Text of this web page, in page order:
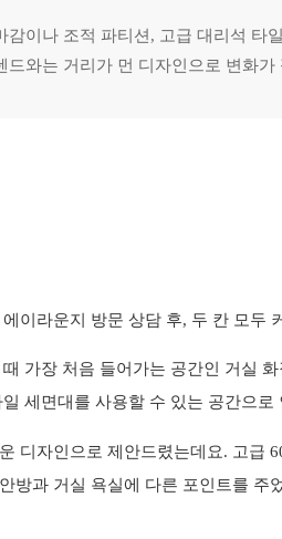
감이나 조적 파티션, 고급 대리석 타
드와는 거리가 먼 디자인으로 변화가
이라운지 방문 상담 후, 두 칸 모두
가장 처음 들어가는 공간인 거실
세면대를 사용할 수 있는 공간으로
디자인으로 제안드렸는데요. 고급
방과 거실 욕실에 다른 포인트를 주